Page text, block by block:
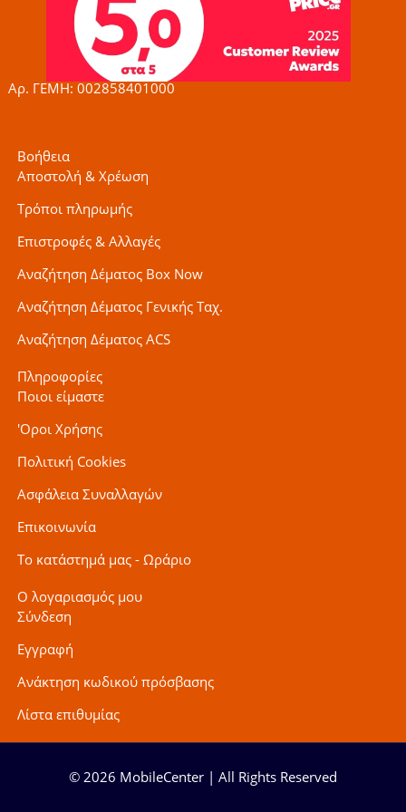
g
r
a
m
e
r
Αρ. ΓΕΜΗ: 002858401000
Βοήθεια
Αποστολή & Χρέωση
Τρόποι πληρωμής
Επιστροφές & Αλλαγές
Αναζήτηση Δέματος Box Now
Αναζήτηση Δέματος Γενικής Ταχ.
Αναζήτηση Δέματος ACS
Πληροφορίες
Ποιοι είμαστε
'Οροι Χρήσης
Πολιτική Cookies
Ασφάλεια Συναλλαγών
Επικοινωνία
Το κατάστημά μας - Ωράριο
Ο λογαριασμός μου
Σύνδεση
Εγγραφή
Ανάκτηση κωδικού πρόσβασης
Λίστα επιθυμίας
© 2026 MobileCenter | All Rights Reserved